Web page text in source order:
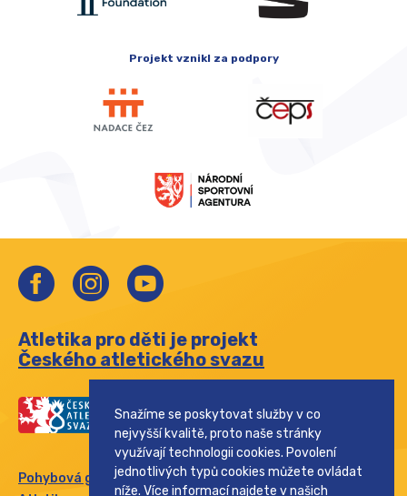
Projekt vznikl za podpory
Atletika pro děti je projekt
Českého atletického svazu
Pohybová gramotnost
Snažíme se poskytovat služby v co
nejvyšší kvalitě, proto naše stránky
využívají technologii cookies. Povolení
jednotlivých typů cookies můžete ovládat
níže. Více informací najdete v našich